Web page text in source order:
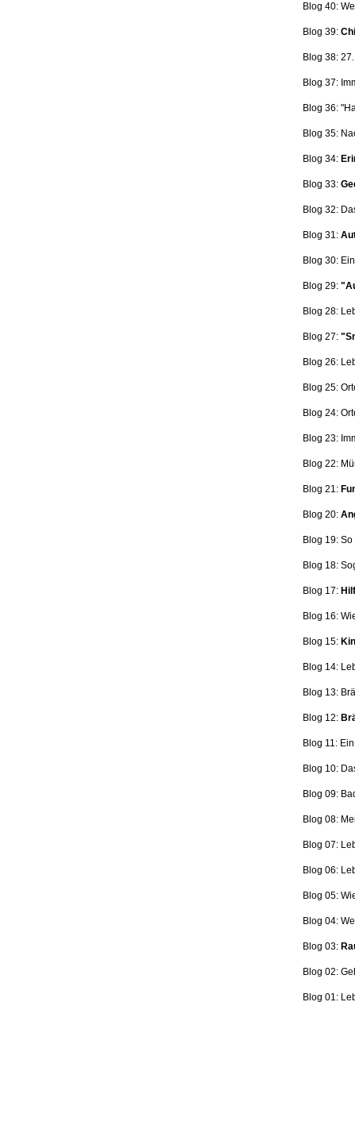
Blog 40:
Blog 39:
Blog 38:
Blog 37:
Blog 36:
Blog 35:
Blog 34:
Blog 33:
Blog 32:
Blog 31:
Blog 30: Ein
Blog 29:
Blog 28:
Blog 27:
Blog 26:
Blog 25:
Blog 24:
Blog 23:
Blog 22:
Blog 21:
Blog 20:
Blog 19:
Blog 18:
Blog 17:
Blog 16:
Blog 15:
Blog 14:
Blog 13:
Blog 12:
Blog 11:
Blog 10:
Blog 09:
Blog 08:
Blog 07:
Blog 06:
Blog 05:
Blog 04:
Blog 03:
Blog 02:
Blog 01: